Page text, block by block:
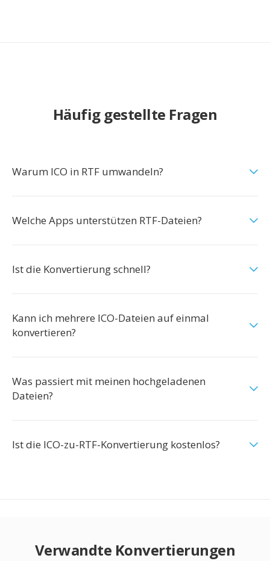
Häufig gestellte Fragen
Warum ICO in RTF umwandeln?
Welche Apps unterstützen RTF-Dateien?
Ist die Konvertierung schnell?
Kann ich mehrere ICO-Dateien auf einmal
konvertieren?
Was passiert mit meinen hochgeladenen
Dateien?
Ist die ICO-zu-RTF-Konvertierung kostenlos?
Verwandte Konvertierungen